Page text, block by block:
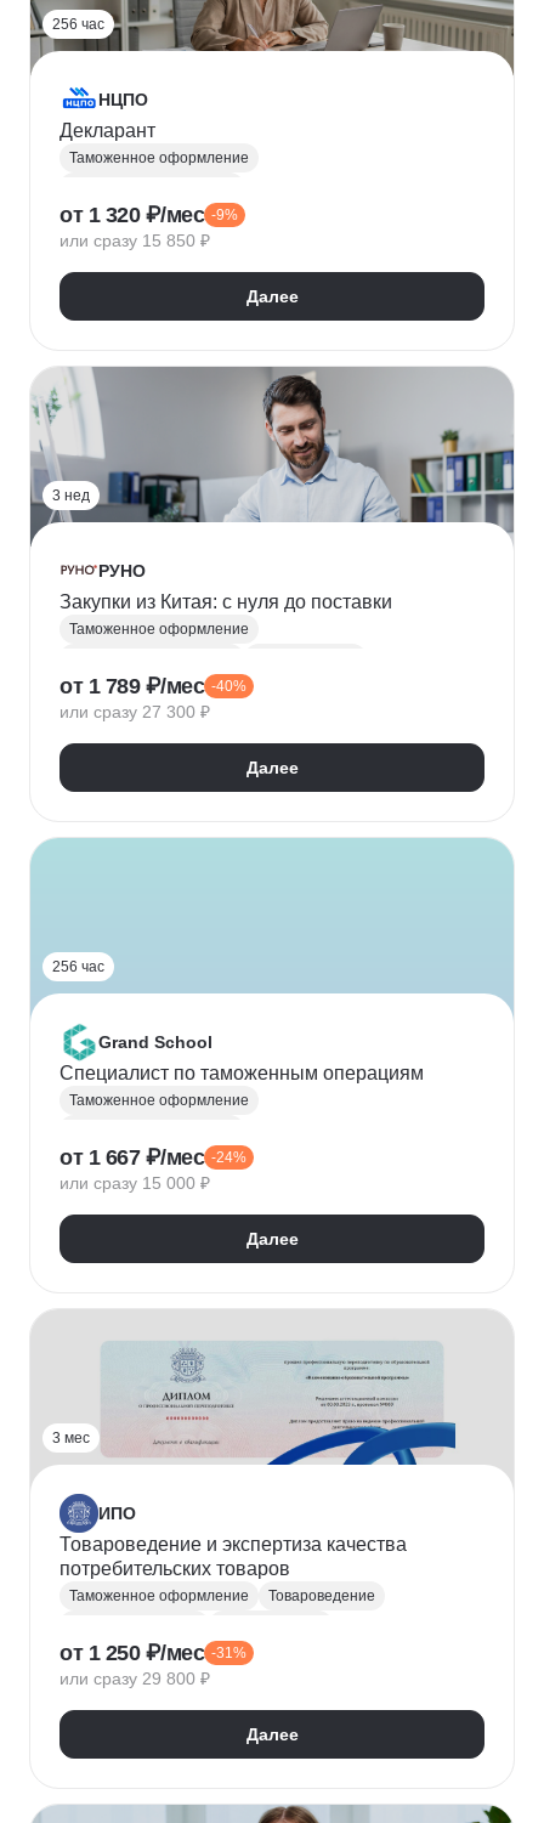
256 час
НЦПО
Декларант
Таможенное оформление
Внешнеэкономическая деятельность (ВЭД)
ВЭД-логистика
от 1 320 ₽/мес -9%
или сразу 15 850 ₽
Далее
3 нед
РУНО
Закупки из Китая: с нуля до поставки
Таможенное оформление
Управление поставками
Работа с поставщиками
Ведение переговоров
Внешнеэкономическая деятельность (ВЭД)
от 1 789 ₽/мес -40%
или сразу 27 300 ₽
Далее
256 час
Grand School
Специалист по таможенным операциям
Таможенное оформление
от 1 667 ₽/мес -24%
или сразу 15 000 ₽
Далее
3 мес
ИПО
Товароведение и экспертиза качества
потребительских товаров
Таможенное оформление
Товароведение
Метрология
Логистика
от 1 250 ₽/мес -31%
или сразу 29 800 ₽
Далее